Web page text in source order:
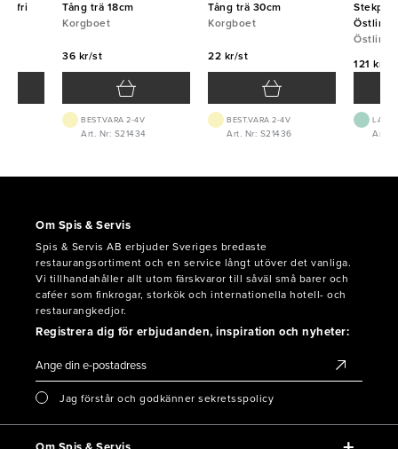
Tång trä 18cm
Korgboet
36 kr/st
BEST.VARA 2-4V
Art. Nr: S21434
Tång trä 30cm
Korgboet
22 kr/st
BEST.VARA 2-4V
Art. Nr: S21436
Östlin
Östlin
121 kr/st
Art.
Om Spis & Servis
Spis & Servis AB erbjuder Sveriges bredaste
restaurangsortiment och en service långt utöver det vanliga.
Vi tillhandahåller allt utom färskvaror till såväl små barer och
caféer som finkrogar, storkök och internationella hotell- och
restaurangkedjor.
Registrera dig för erbjudanden, inspiration och nyheter:
Jag förstår och godkänner sekretsspolicy